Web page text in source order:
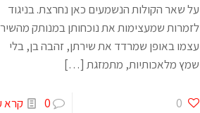
על שאר הקולות הנשמעים כאן נחרצת. בניגוד
לזמרות שמעצימות את נוכחותן במנותק מהשיר
עצמו באופן שמרדד את שירתן, זהבה בן, בלי
שמץ מלאכותיות, מתמזגת[…]
0
0 קרא